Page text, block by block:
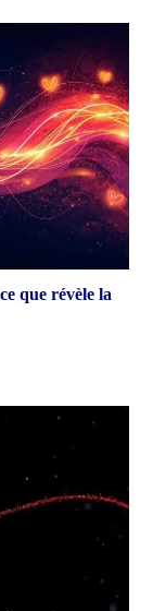
que révèle la